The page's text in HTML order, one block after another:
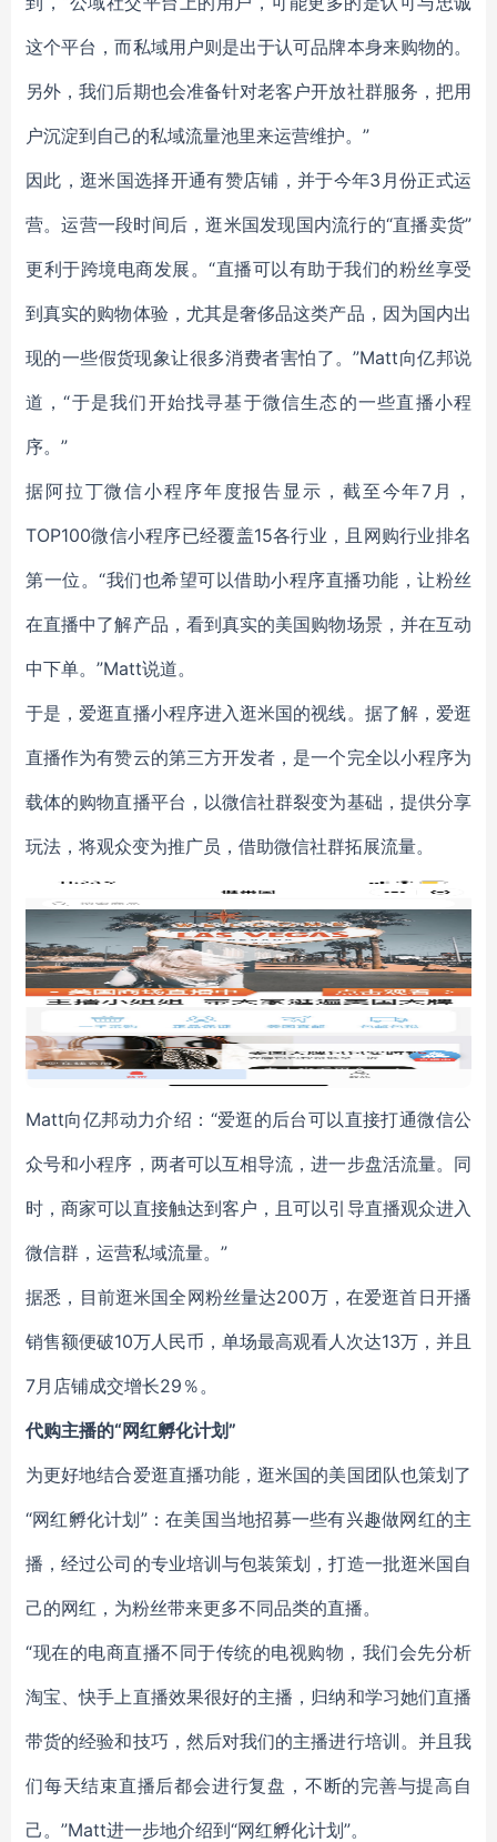
这个平台，而私域用户则是出于认可品牌本身来购物的。
另外，我们后期也会准备针对老客户开放社群服务，把用
户沉淀到自己的私域流量池里来运营维护。”
因此，逛米国选择开通有赞店铺，并于今年3月份正式运
营。运营一段时间后，逛米国发现国内流行的“直播卖货”
更利于跨境电商发展。“直播可以有助于我们的粉丝享受
到真实的购物体验，尤其是奢侈品这类产品，因为国内出
现的一些假货现象让很多消费者害怕了。”Matt向亿邦说
道，“于是我们开始找寻基于微信生态的一些直播小程
序。”
据阿拉丁微信小程序年度报告显示，截至今年7月，
TOP100微信小程序已经覆盖15各行业，且网购行业排名
第一位。“我们也希望可以借助小程序直播功能，让粉丝
在直播中了解产品，看到真实的美国购物场景，并在互动
中下单。”Matt说道。
于是，爱逛直播小程序进入逛米国的视线。据了解，爱逛
直播作为有赞云的第三方开发者，是一个完全以小程序为
载体的购物直播平台，以微信社群裂变为基础，提供分享
玩法，将观众变为推广员，借助微信社群拓展流量。
Matt向亿邦动力介绍：“爱逛的后台可以直接打通微信公
众号和小程序，两者可以互相导流，进一步盘活流量。同
时，商家可以直接触达到客户，且可以引导直播观众进入
微信群，运营私域流量。”
据悉，目前逛米国全网粉丝量达200万，在爱逛首日开播
销售额便破10万人民币，单场最高观看人次达13万，并且
7月店铺成交增长29％。
代购主播的“网红孵化计划”
为更好地结合爱逛直播功能，逛米国的美国团队也策划了
“网红孵化计划”：在美国当地招募一些有兴趣做网红的主
播，经过公司的专业培训与包装策划，打造一批逛米国自
己的网红，为粉丝带来更多不同品类的直播。
“现在的电商直播不同于传统的电视购物，我们会先分析
淘宝、快手上直播效果很好的主播，归纳和学习她们直播
带货的经验和技巧，然后对我们的主播进行培训。并且我
们每天结束直播后都会进行复盘，不断的完善与提高自
己。”Matt进一步地介绍到“网红孵化计划”。